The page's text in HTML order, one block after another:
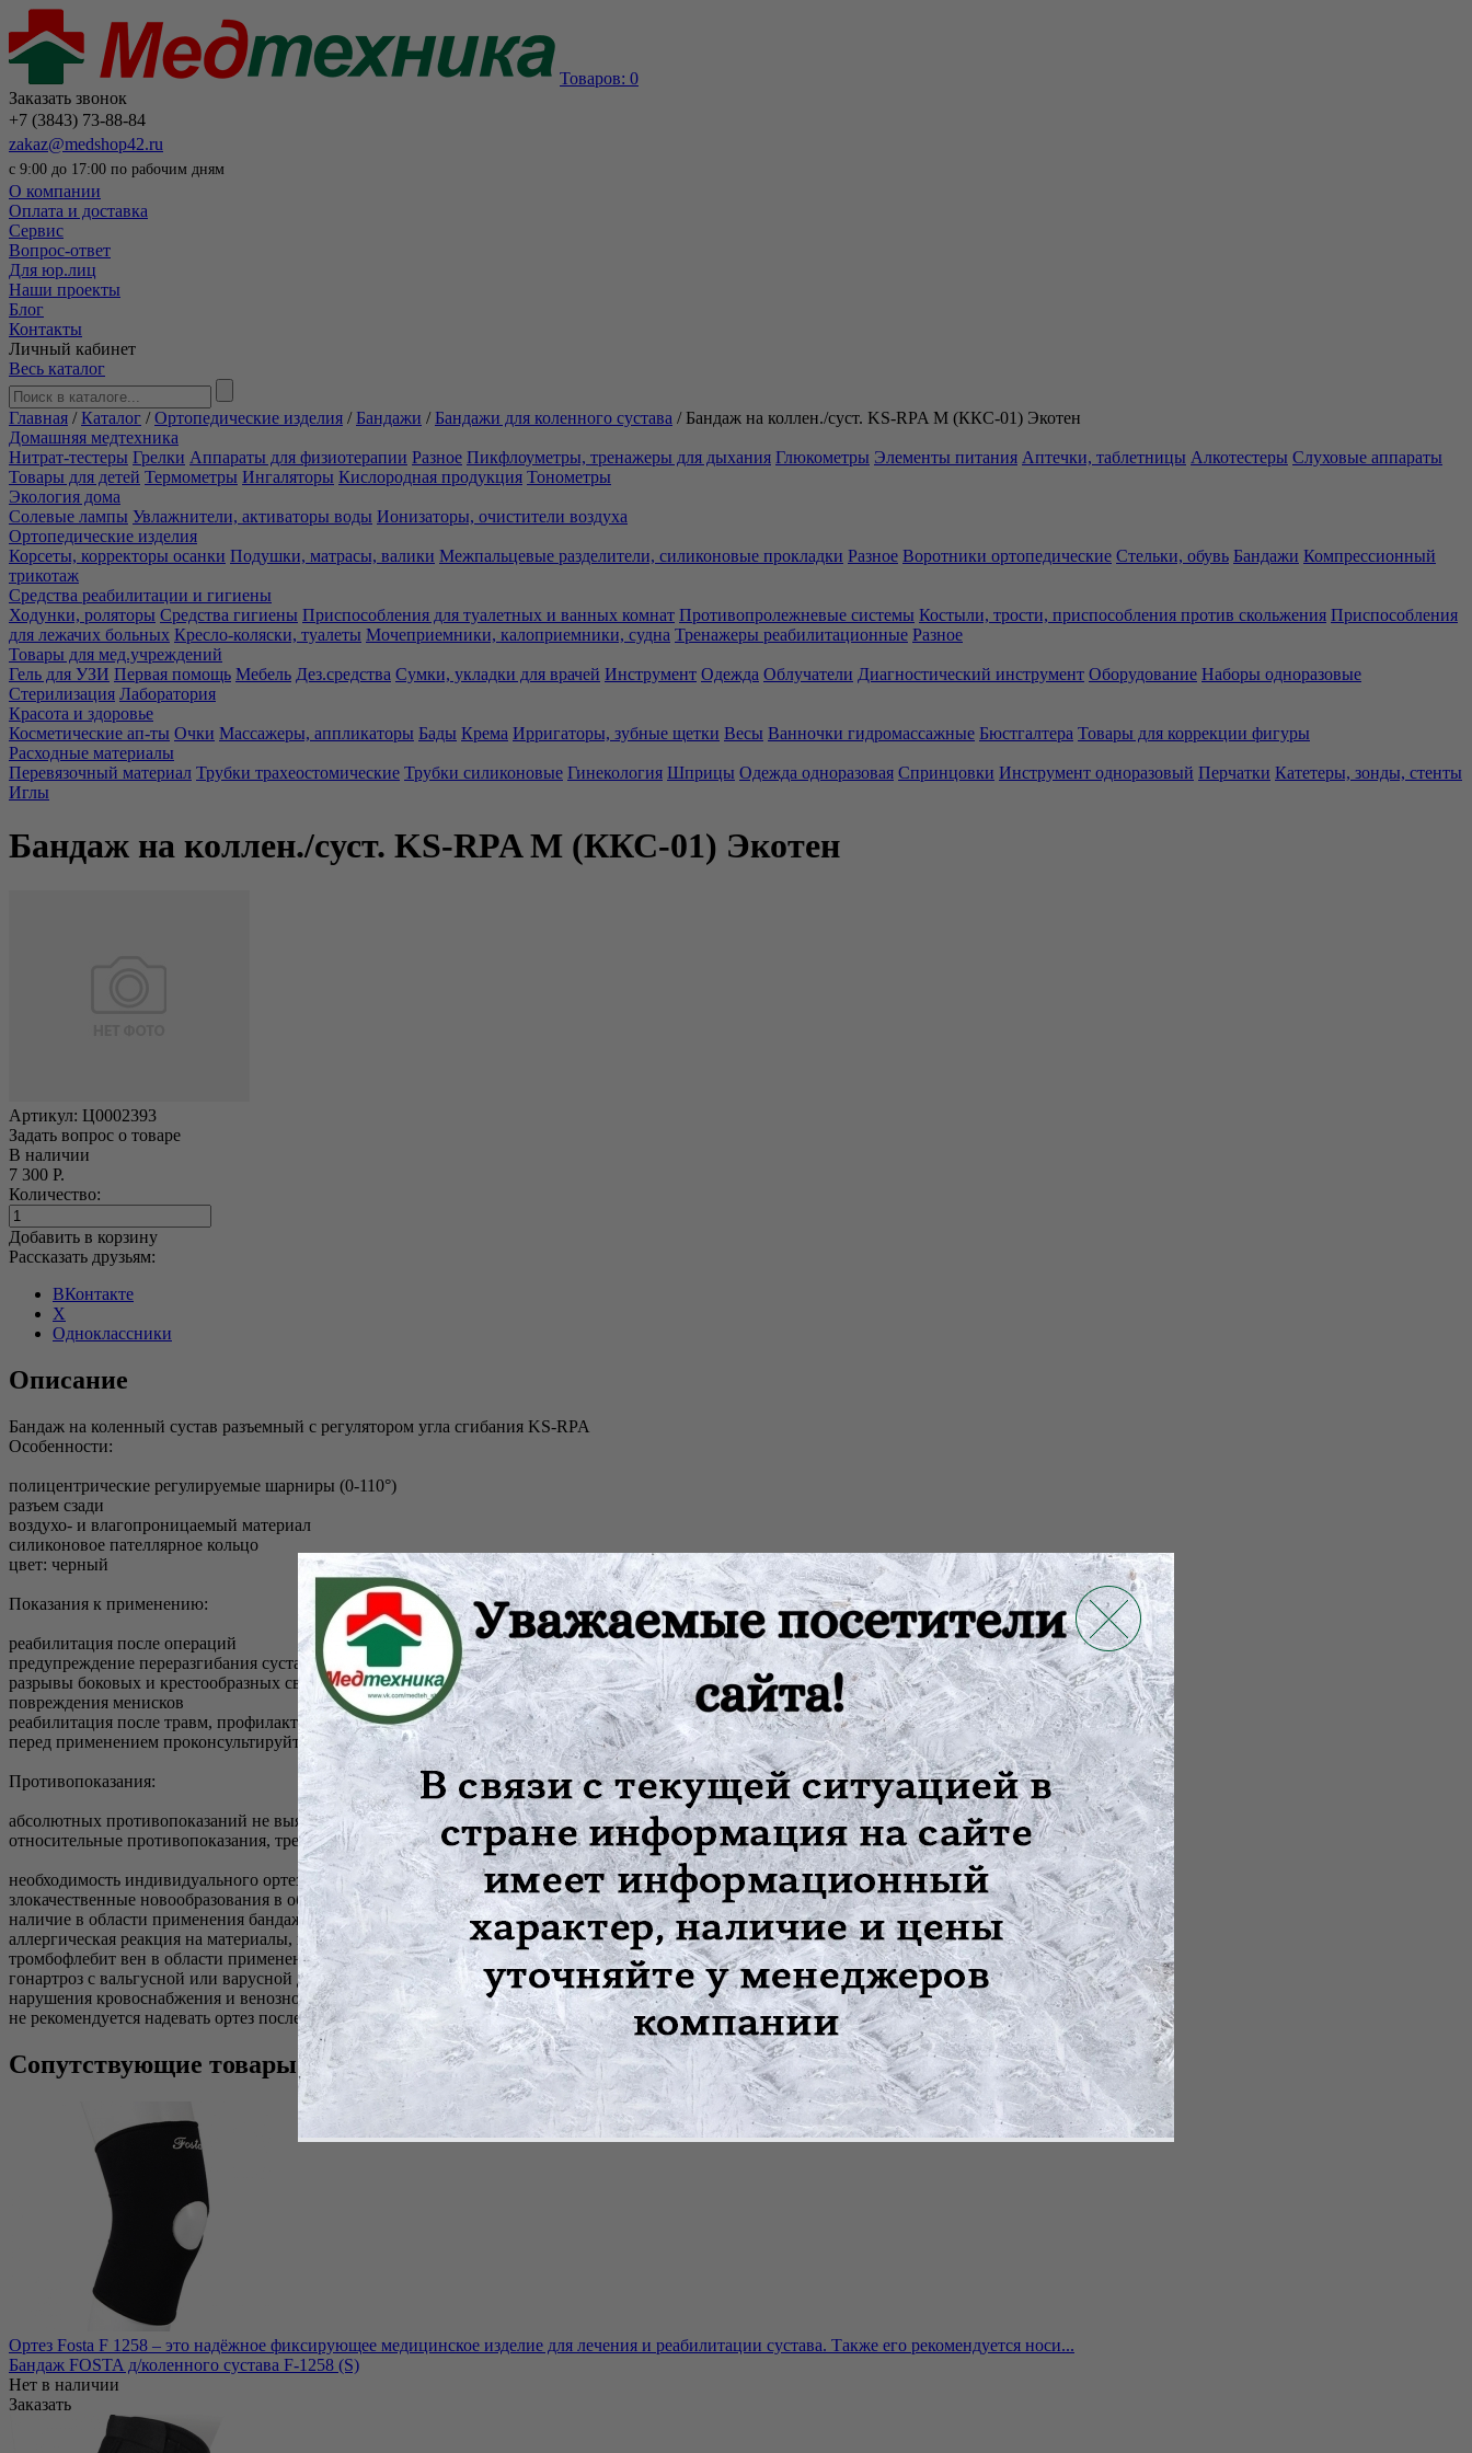
Товаров: 0
Заказать звонок
+7 (3843) 73-88-84
zakaz@medshop42.ru
с 9:00 до 17:00 по рабочим дням
О компании
Оплата и доставка
Сервис
Вопрос-ответ
Для юр.лиц
Наши проекты
Блог
Контакты
Личный кабинет
Весь каталог
Главная /Каталог /Ортопедические изделия / Бандажи / Бандажи для коленного сустава / Бандаж на коллен./суст. KS-RPA M (ККС-01) Экотен
Домашняя медтехника
Нитрат-тестеры Грелки Аппараты для физиотерапии Разное Пикфлоуметры, тренажеры для дыхания Глюкометры Элементы питания Аптечки, таблетницы Алкотестеры Слуховые аппараты
Товары для детей Термометры Ингаляторы Кислородная продукция Тонометры
Экология дома
Солевые лампы Увлажнители, активаторы воды Ионизаторы, очистители воздуха
Ортопедические изделия
Корсеты, корректоры осанки Подушки, матрасы, валики Межпальцевые разделители, силиконовые прокладки Разное Воротники ортопедические Стельки, обувь Бандажи Компрессионный
трикотаж
Средства реабилитации и гигиены
Ходунки, роляторы Средства гигиены Приспособления для туалетных и ванных комнат Противопролежневые системы Костыли, трости, приспособления против скольжения Приспособления
для лежачих больных Кресло-коляски, туалеты Мочеприемники, калоприемники, судна Тренажеры реабилитационные Разное
Товары для мед.учреждений
Гель для УЗИ Первая помощь Мебель Дез.средства Сумки, укладки для врачей Инструмент Одежда Облучатели Диагностический инструмент Оборудование Наборы одноразовые
Стерилизация Лаборатория
Красота и здоровье
Косметические ап-ты Очки Массажеры, аппликаторы Бады Крема Ирригаторы, зубные щетки Весы Ванночки гидромассажные Бюстгалтера Товары для коррекции фигуры
Расходные материалы
Перевязочный материал Трубки трахеостомические Трубки силиконовые Гинекология Шприцы Одежда одноразовая Спринцовки Инструмент одноразовый Перчатки Катетеры, зонды, стенты
Иглы
Бандаж на коллен./суст. KS-RPA M (ККС-01) Экотен
Артикул: Ц0002393
Задать вопрос о товаре
В наличии
7 300 Р.
Количество:
Добавить в корзину
Рассказать друзьям:
ВКонтакте
X
Одноклассники
Описание
Бандаж на коленный сустав разъемный с регулятором угла сгибания KS-RPA
Особенности:
полицентрические регулируемые шарниры (0-110°)
разъем сзади
воздухо- и влагопроницаемый материал
силиконовое пателлярное кольцо
цвет: черный
Показания к применению:
реабилитация после операций
предупреждение переразгибания сустава
разрывы боковых и крестообразных связок
повреждения менисков
реабилитация после травм, профилактика повторных травм
перед применением проконсультируйтесь со специалистом
Противопоказания:
абсолютных противопоказаний не выявлено
относительные противопоказания, требуют консультации врача:
необходимость индивидуального ортезирования сустава
злокачественные новообразования в области использования бандажа
наличие в области применения бандажа контактных дерматитов, трофических язв и пролежней
аллергическая реакция на материалы, из которых изготовлено изделие
тромбофлебит вен в области применения бандажа
гонартроз с вальгусной или варусной деформацией нижних конечностей
нарушения кровоснабжения и венозного оттока в нижних конечностях
не рекомендуется надевать ортез после нанесения на кожу согревающего крема или мази
Сопутствующие товары
Ортез Fosta F 1258 – это надёжное фиксирующее медицинское изделие для лечения и реабилитации сустава. Также его рекомендуется носи...
Бандаж FOSTA д/коленного сустава F-1258 (S)
Нет в наличии
Заказать